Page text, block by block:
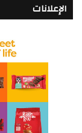
الإعلانات